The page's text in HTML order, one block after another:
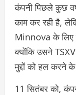
कंपनी पिछले कुछ
काम कर रही है,
Minnova के लिए
क्योंकि उसने
मुद्दों को हल करने
11 सितंबर को,